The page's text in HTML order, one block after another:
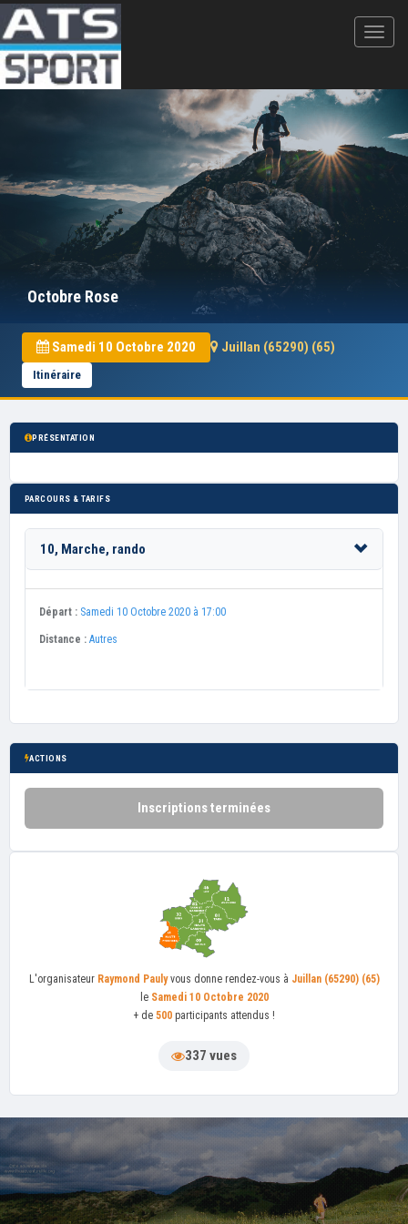
Octobre Rose
Samedi 10 Octobre 2020 Juillan (65290) (65)
Itinéraire
PRÉSENTATION
PARCOURS & TARIFS
10, Marche, rando
Départ : Samedi 10 Octobre 2020 à 17:00
Distance : Autres
ACTIONS
Inscriptions terminées
L'organisateur Raymond Paulyvous donne rendez-vous à Juillan (65290) (65)
le Samedi 10 Octobre 2020
+ de 500 participants attendus !
337 vues